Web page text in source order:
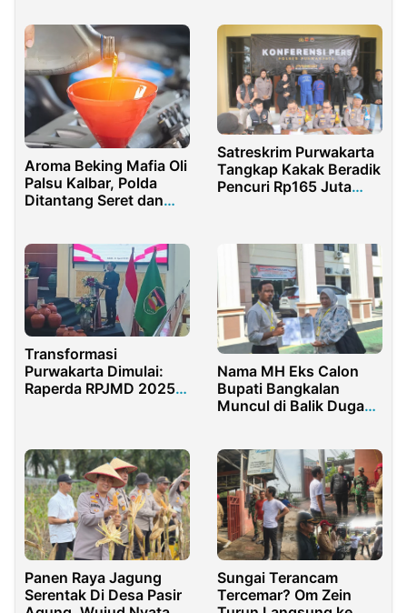
Bintuni
Aroma Beking Mafia Oli
Palsu Kalbar, Polda
Ditantang Seret dan
Intelektual
Satreskrim Purwakarta
Tangkap Kakak Beradik
Pencuri Rp165 Juta
Transformasi
Purwakarta Dimulai:
Raperda RPJMD 2025–
Nama MH Eks Calon
Bupati Bangkalan
Muncul di Balik Dugaan
Panen Raya Jagung
Serentak Di Desa Pasir
Sungai Terancam
Tercemar? Om Zein